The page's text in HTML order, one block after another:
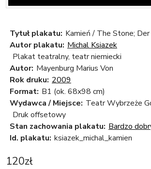
Tytuł plakatu: Kamień / The Stone;
Autor plakatu: Michal Ksiazek
Plakat teatralny, teatr niemiecki
Autor: Mayenburg Marius Von
Rok druku: 2009
Format: B1 (ok. 68x98 cm)
Wydawca / Miejsce: Teatr Wybrzeże
Druk offsetowy
Stan zachowania plakatu: Bardzo
Id. plakatu: ksiazek_michal_kamien
120zł